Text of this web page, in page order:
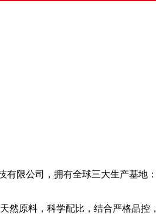
限公司，拥有全球三大生产基
然原料，科学配比，结合严格品